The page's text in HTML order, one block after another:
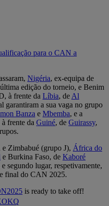
para o CAN a
Nigéria, ex-equipa de
edição do torneio, e Benim
à frente da Líbia, de Al
garantiram a sua vaga no grupo
Banza e Mbemba, e a
frente da Guiné, de Guirassy,
e Zimbabué (grupo J), África do
e Burkina Faso, de Kaboré
segundo lugar, respetivamente,
final do CAN 2025.
is ready to take off!